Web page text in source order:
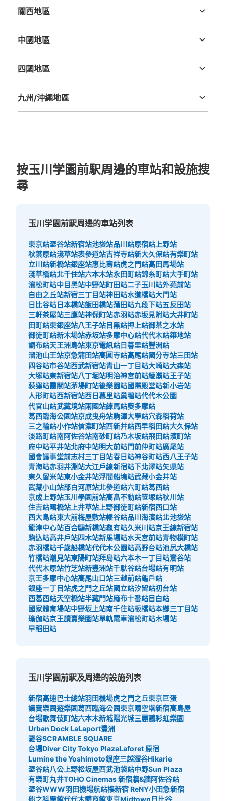
關西地區
中國地區
四國地區
九州/沖繩地區
按玉川学園前駅周邊的車站和設施搜
尋
玉川学園前駅周邊的車站列表
東京站澀谷站新宿站池袋站品川站原宿站 上野站
秋葉原站淺草站表參道站吉祥寺站新大久保站有樂町站
立川站新橋站銀座站惠比壽站虎之門站高田馬場站
淺草橋站北千住站六本木站永田町站錦糸町站大手町站
濱松町站中目黑站中野站町田站二子玉川站外苑前站
自由之丘站新宿三丁目站神田站水道橋站大門站
日比谷站日本橋站飯田橋站蒲田站九段下站五反田站
三軒茶屋站三鷹站神保町站赤羽站赤坂見附站大井町站
田町站東銀座站八王子站目黑站押上站御茶之水站
御徒町站新木場站赤坂站多摩中心站代代木站築地站
調布站天王洲島站東京電訊站日暮里站豐洲站
溜池山王站京急蒲田站高圓寺站高尾站國分寺站三田站
四谷站市谷站西武新宿站青山一丁目站大崎站大森站
大塚站東新宿站八丁堀站明治神宮前站綾瀨站王子站
荻窪站霞關站茅場町站後樂園站國際殿堂站新小岩站
人形町站西新宿站西日暮里站巢鴨站代代木公園
代官山站武藏境站兩國站練馬站奧多摩站
葛西臨海公園站京成曳舟站駒澤大學站穴森稻荷站
三之輪站小作站信濃町站西新井站西早稻田站大久保站
淡路町站南阿佐谷站南砂町站乃木坂站飛田站濱町站
府中站平井站北府中站明大前站門前仲町站廣尾站
國會議事堂前志村三丁目站春日站神谷町站西八王子站
青海站赤羽井淵站大江戶線新宿站下北澤站矢県站
東久留米站東小金井站浮間船塢站武藏小金井站
武藏小山站部白河原站北參道站六町站葛西站
京成上野站玉川學園前站高畠不動站笹塚站秋川站
住吉站曙橋站 上井草站 上野御徒町站新宿西口站
西大島站東大前梅屋敷站幡谷站品川海濱站北池袋站
龍津中心站百合鷗新橋站龜有站久米川站京王線新宿站
駒込站高井戶站四木站新馬場站水天宮前站青物橫町站
赤羽橋站千歲船橋站代代木公園站高野台站池尻大橋站
竹橋站潮見站東陽町站拜島站六本木一丁目站鶯谷站
代代木原站竹芝站新豐洲站千馱谷站台場站有明站
京王多摩中心站高尾山口站三越前站龜戶站
銀座一丁目站虎之門之丘站國立站汐留站初台站
西葛西站天空橋站半藏門站麻布十番站目白站
國家體育場站中野坂上站南千住站板橋站本鄉三丁目站
瑜伽站京王讀賣樂園站單軌電車濱松町站木場站
早稻田站
玉川学園前駅及周邊的設施列表
新宿高速巴士總站羽田機場虎之門之丘東京巨蛋
讀賣樂園遊樂園葛西臨海公園東京晴空塔新宿高島屋
台場歌舞伎町站六本木新城陽光城三麗鷗彩虹樂園
Urban Dock LaLaport豐洲
澀谷SCRAMBLE SQUARE
台場Diver City Tokyo PlazaLaforet 原宿
Lumine the Yoshimoto銀座三越澀谷Hikarie
澀谷站八公上野松坂屋西武池袋站中野Sun Plaza
有樂町丸井TOHO Cinemas 新宿牆&牆阿佐谷站
澀谷WWW羽田機場航站樓新宿 ReNY小田急新宿